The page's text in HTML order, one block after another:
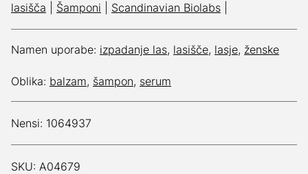
lasišča
Šamponi Scandinavian Biolabs
Namen uporabe: izpadanje las, lasišče, lasje, ženske
Oblika: balzam, šampon, serum
Nensi: 1064937
SKU: A04679